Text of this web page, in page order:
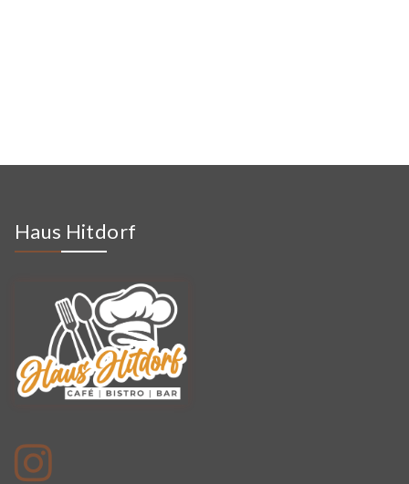
Haus Hitdorf